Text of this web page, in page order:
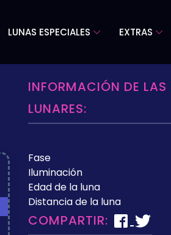
LUNAS ESPECIALES EXTRAS
INFORMACIÓN DE LAS
LUNARES:
Fase
Iluminación
Edad de la luna
Distancia de la luna
COMPARTIR: